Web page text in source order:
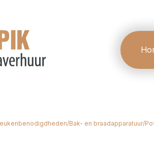
/Bak- en braadapparatuur/